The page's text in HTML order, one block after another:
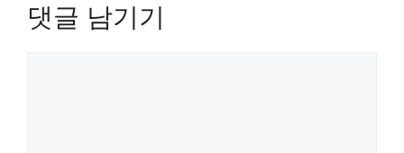
댓글 남기기